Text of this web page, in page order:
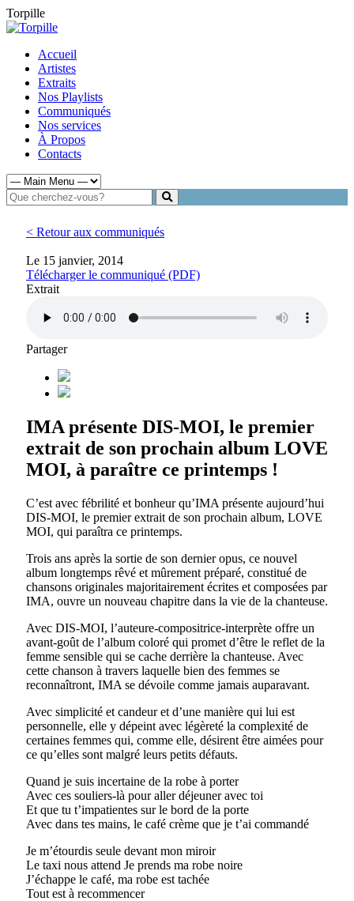
Torpille
Accueil
Artistes
Extraits
Nos Playlists
Communiqués
Nos services
À Propos
Contacts
< Retour aux communiqués
Le 15 janvier, 2014
Télécharger le communiqué (PDF)
Extrait
Partager
IMA présente DIS-MOI, le premier
extrait de son prochain album LOVE
MOI, à paraître ce printemps !
C’est avec fébrilité et bonheur qu’IMA présente aujourd’hui
DIS-MOI, le premier extrait de son prochain album, LOVE
MOI, qui paraîtra ce printemps.
Trois ans après la sortie de son dernier opus, ce nouvel
album longtemps rêvé et mûrement préparé, constitué de
chansons originales majoritairement écrites et composées par
IMA, ouvre un nouveau chapitre dans la vie de la chanteuse.
Avec DIS-MOI, l’auteure-compositrice-interprète offre un
avant-goût de l’album coloré qui promet d’être le reflet de la
femme sensible qui se cache derrière la chanteuse. Avec
cette chanson à travers laquelle bien des femmes se
reconnaîtront, IMA se dévoile comme jamais auparavant.
Avec simplicité et candeur et d’une manière qui lui est
personnelle, elle y dépeint avec légèreté la complexité de
certaines femmes qui, comme elle, désirent être aimées pour
ce qu’elles sont malgré leurs petits défauts.
Quand je suis incertaine de la robe à porter
Avec ces souliers-là pour aller déjeuner avec toi
Et que tu t’impatientes sur le bord de la porte
Avec dans tes mains, le café crème que je t’ai commandé
Je m’étourdis seule devant mon miroir
Le taxi nous attend Je prends ma robe noire
J’échappe le café, ma robe est tachée
Tout est à recommencer